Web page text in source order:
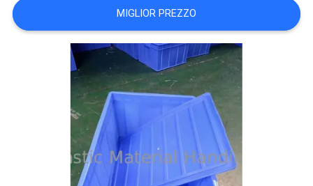
POLICY
MIGLIOR PREZZO